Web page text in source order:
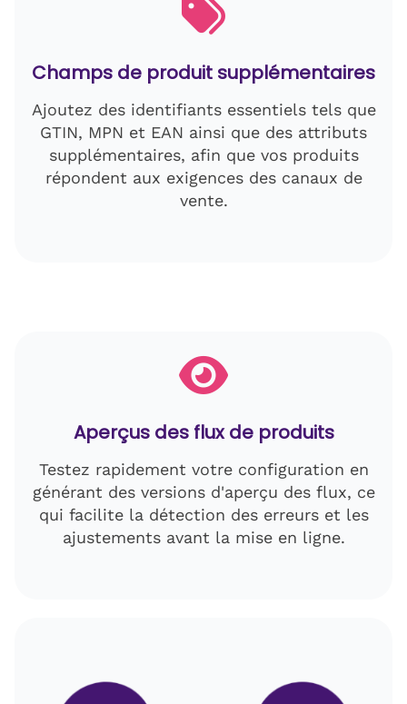
Champs de produit supplémentaires
Ajoutez des identifiants essentiels tels que
GTIN, MPN et EAN ainsi que des attributs
supplémentaires, afin que vos produits
répondent aux exigences des canaux de
vente.
Aperçus des flux de produits
Testez rapidement votre configuration en
générant des versions d'aperçu des flux, ce
qui facilite la détection des erreurs et les
ajustements avant la mise en ligne.